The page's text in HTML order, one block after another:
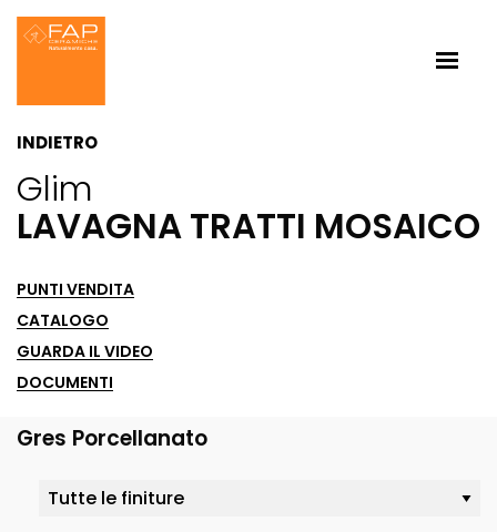
INDIETRO
Glim
LAVAGNA TRATTI MOSAICO
PUNTI VENDITA
CATALOGO
GUARDA IL VIDEO
DOCUMENTI
Gres Porcellanato